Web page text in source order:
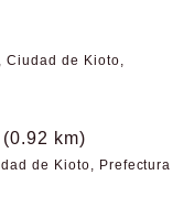
de Kioto,
(0.92 km)
de Kioto, Prefectura